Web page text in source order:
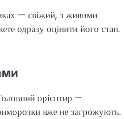
— свіжий, з живими
одразу оцінити його стан.
орієнтир —
вже не загрожують.